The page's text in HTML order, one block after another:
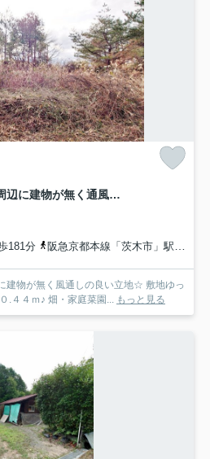
陽当たり良好の南向き☆周辺に建物が無く通風良好☆駐車場・畑・資材置き場用地に最適☆茨木市大字銭原
181分
阪急京都本線「茨木市」駅 徒歩178分
建物が無く風通しの良い立地☆ 敷地ゆっ
.４４ｍ♪ 畑・家庭菜園...
もっと見る